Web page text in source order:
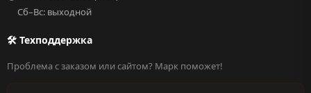
Сб–Вс: выходной
🛠 Техподдержка
Проблема с заказом или сайтом? Марк поможет!